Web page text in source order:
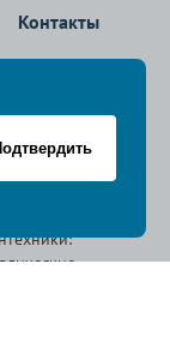
Контакты